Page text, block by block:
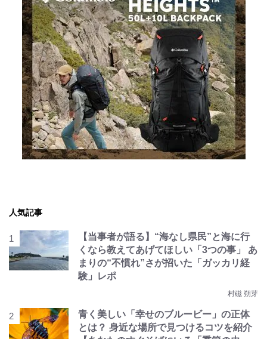
人気記事
【当事者が語る】“海なし県民”と海に行
くなら教えてあげてほしい「3つの事」 あ
まりの“不慣れ”さが招いた「ガッカリ経
験」レポ
村磁 朔芽
青く美しい「幸せのブルービー」の正体
とは？ 身近な場所で見つけるコツを紹介